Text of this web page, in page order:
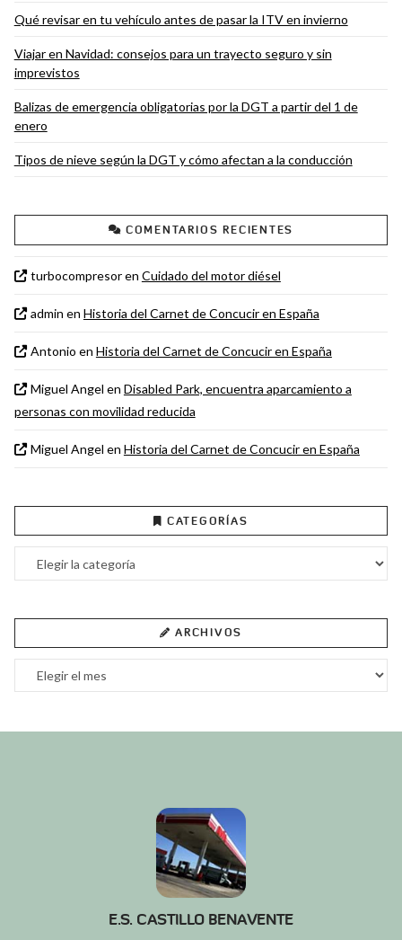
Qué revisar en tu vehículo antes de pasar la ITV en invierno
Viajar en Navidad: consejos para un trayecto seguro y sin
imprevistos
Balizas de emergencia obligatorias por la DGT a partir del 1 de
enero
Tipos de nieve según la DGT y cómo afectan a la conducción
COMENTARIOS RECIENTES
turbocompresoren Cuidado del motor diésel
admin en Historia del Carnet de Concucir en España
Antonio en Historia del Carnet de Concucir en España
Miguel Angel en Disabled Park, encuentra aparcamiento a
personas con movilidad reducida
Miguel Angel en Historia del Carnet de Concucir en España
CATEGORÍAS
Categorías
ARCHIVOS
Archivos
E.S. CASTILLO BENAVENTE